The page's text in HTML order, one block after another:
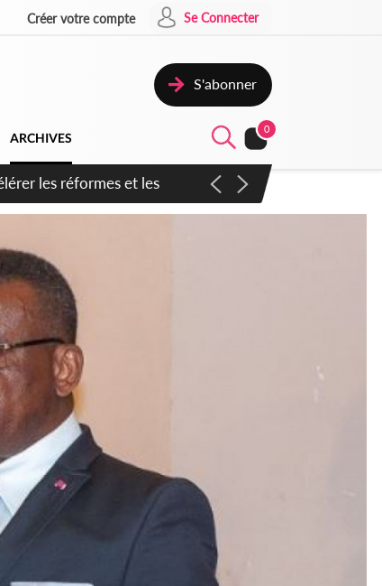
Créer votre compte Se Connecter
S'abonner
ARCHIVES
0
pour accélérer le